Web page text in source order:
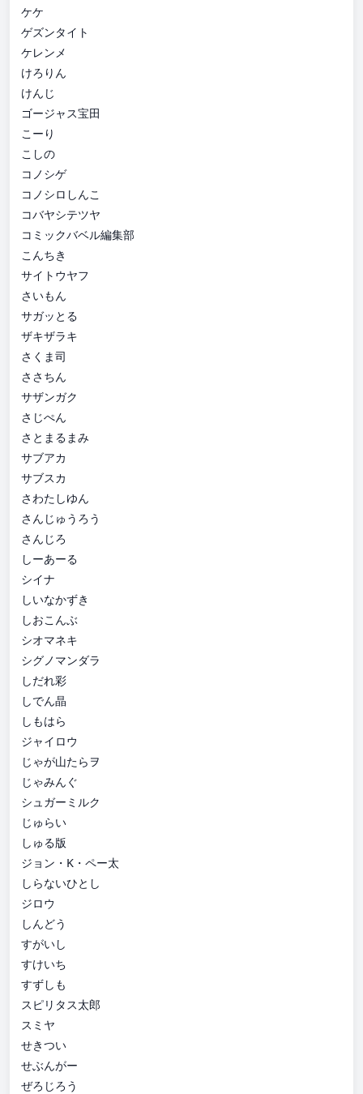
ケケ
ゲズンタイト
ケレンメ
けろりん
けんじ
ゴージャス宝田
こーり
こしの
コノシゲ
コノシロしんこ
コバヤシテツヤ
コミックバベル編集部
こんちき
サイトウヤフ
さいもん
サガッとる
ザキザラキ
さくま司
ささちん
サザンガク
さじぺん
さとまるまみ
サブアカ
サブスカ
さわたしゆん
さんじゅうろう
さんじろ
しーあーる
シイナ
しいなかずき
しおこんぶ
シオマネキ
シグノマンダラ
しだれ彩
しでん晶
しもはら
ジャイロウ
じゃが山たらヲ
じゃみんぐ
シュガーミルク
じゅらい
しゅる版
ジョン・K・ペー太
しらないひとし
ジロウ
しんどう
すがいし
すけいち
すずしも
スピリタス太郎
スミヤ
せきつい
せぶんがー
ぜろじろう